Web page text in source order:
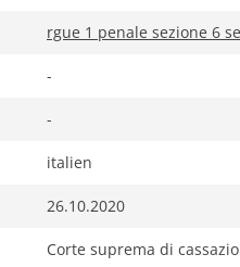
rgue 1 penale sezione 6
-
-
italien
26.10.2020
Corte suprema di